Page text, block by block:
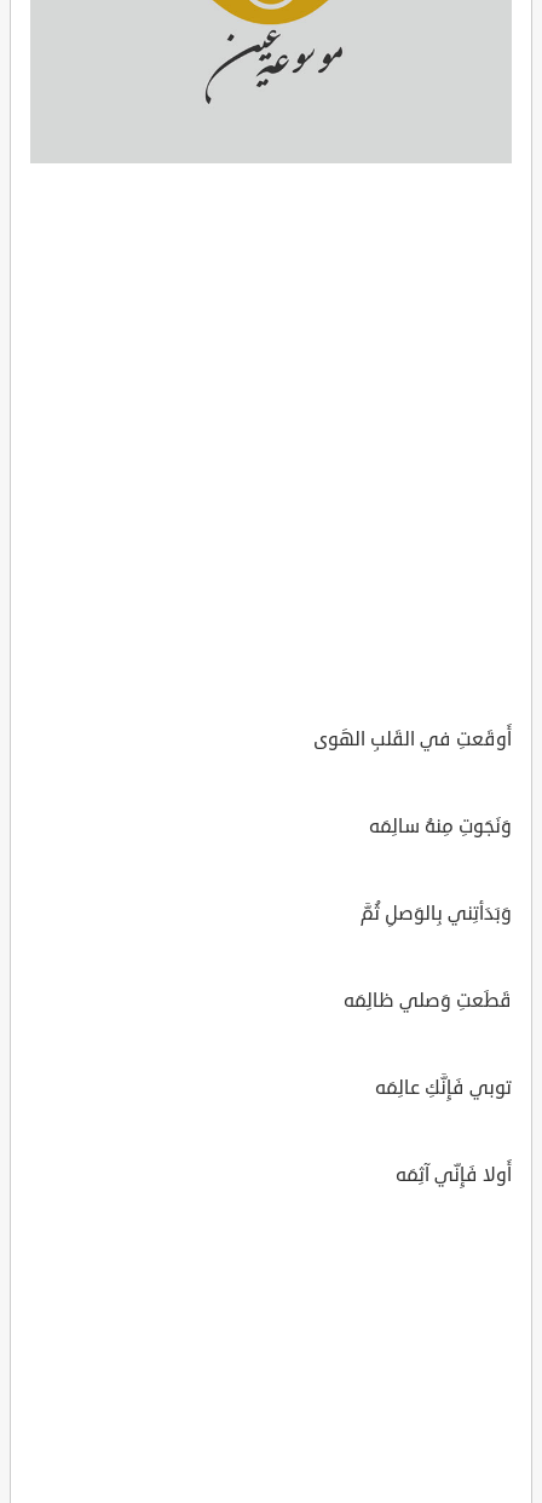
أَوقَعتِ في القَلبِ الهَوى
وَنَجَوتِ مِنهُ سالِمَه
وَبَدَأتِني بِالوَصلِ ثُمَّ
قَطَعتِ وَصلي ظالِمَه
توبي فَإِنَّكِ عالِمَه
أَولا فَإِنّي آثِمَه